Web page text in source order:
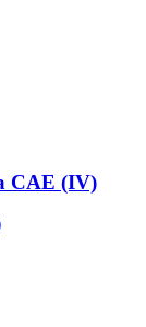
CAE (IV)